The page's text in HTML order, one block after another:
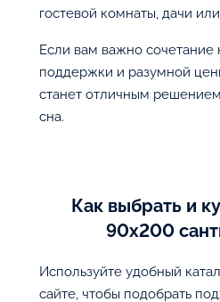
гостевой комнаты, дачи
Если вам важно сочетание
поддержки и разумной
станет отличным
сна.
Как выбрать и
90х200
Используйте удобный
сайте, чтобы подобрать